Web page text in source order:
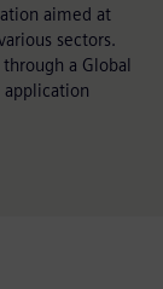
aimed at
sectors.
a Global